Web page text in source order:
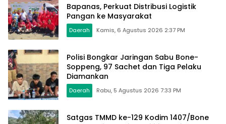
Bapanas, Perkuat Distribusi Logistik
Pangan ke Masyarakat
Daerah Kamis, 6 Agustus 2026 2:37 PM
Polisi Bongkar Jaringan Sabu Bone-
Soppeng, 97 Sachet dan Tiga Pelaku
Diamankan
Daerah Rabu, 5 Agustus 2026 7:33 PM
Satgas TMMD ke-129 Kodim 1407/Bone